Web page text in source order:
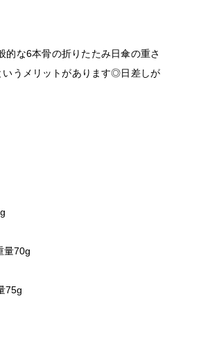
な6本骨の折りたたみ日傘の重さ
いうメリットがあります◎日差しが
量70g
75g